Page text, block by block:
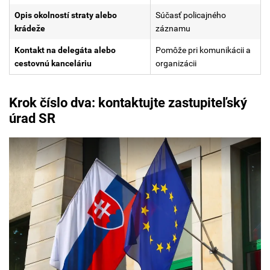
Opis okolností straty alebo
krádeže
Súčasť policajného
záznamu
Kontakt na delegáta alebo
cestovnú kanceláriu
Pomôže pri komunikácii a
organizácii
Krok číslo dva: kontaktujte zastupiteľský
úrad SR